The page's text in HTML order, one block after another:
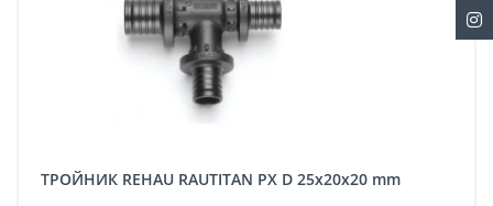
ТРОЙНИК REHAU RAUTITAN PX D 25x20x20 mm